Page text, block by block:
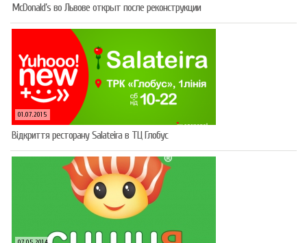
McDonald’s во Львове открыт после реконструкции
01.07.2015
Відкриття ресторану Salateirа в ТЦ Глобус